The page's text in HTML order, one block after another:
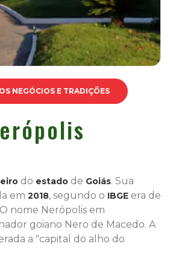
NEGÓCIOS E TRADIÇÕES
do estado de Goiás. Sua
em 2018, segundo o IBGE era de
nome Nerópolis em
goiano Nero de Macedo. A
a "capital do alho do